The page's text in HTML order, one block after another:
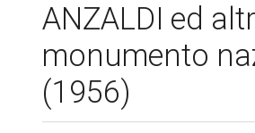
ANZALDI ed
monumento
(1956)